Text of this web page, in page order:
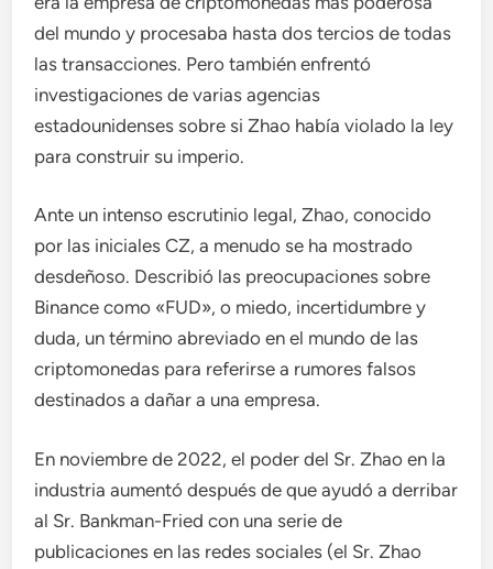
del mundo y procesaba hasta dos tercios de todas
las transacciones. Pero también enfrentó
investigaciones de varias agencias
estadounidenses sobre si Zhao había violado la ley
para construir su imperio.
Ante un intenso escrutinio legal, Zhao, conocido
por las iniciales CZ, a menudo se ha mostrado
desdeñoso. Describió las preocupaciones sobre
Binance como «FUD», o miedo, incertidumbre y
duda, un término abreviado en el mundo de las
criptomonedas para referirse a rumores falsos
destinados a dañar a una empresa.
En noviembre de 2022, el poder del Sr. Zhao en la
industria aumentó después de que ayudó a derribar
al Sr. Bankman-Fried con una serie de
publicaciones en las redes sociales (el Sr. Zhao